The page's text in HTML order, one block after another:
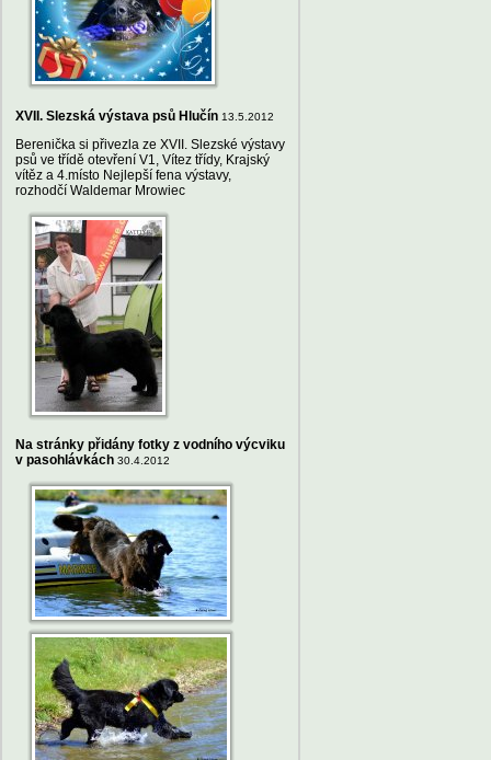
XVII. Slezská výstava psů Hlučín 13.5.2012
Berenička si přivezla ze XVII. Slezské výstavy
psů ve třídě otevření V1, Vítez třídy, Krajský
vítěz a 4.místo Nejlepší fena výstavy,
rozhodčí Waldemar Mrowiec
Na stránky přidány fotky z vodního výcviku
v pasohlávkách 30.4.2012